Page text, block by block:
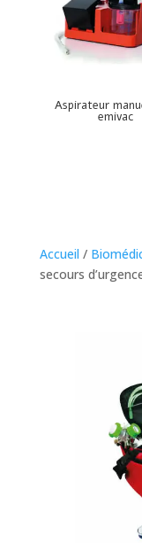
Aspirateur
emivac
Accueil /
secours